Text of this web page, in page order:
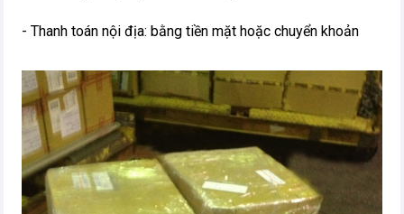
- Thanh toán nội địa: bằng tiền mặt hoặc chuyển khoản